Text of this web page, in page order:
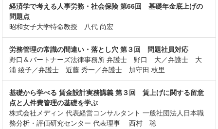
経済学で考える人事労務・社会保険 第66回 基礎年金底上げの
問題点
昭和女子大学特命教授 八代 尚宏
労務管理の常識の間違い・落とし穴 第３回 問題社員対応
野口＆パートナーズ法律事務所 弁護士 野口 大／弁護士 大
浦 綾子／弁護士 近藤 秀一／弁護士 加守田 枝里
基礎から学べる 賃金設計実務講義 第３回 賃上げに関する留意
点と人件費管理の基礎を学ぶ
株式会社メディン 代表経営コンサルタント 一般社団法人日本職
務分析・評価研究センター 代表理事 西村 聡